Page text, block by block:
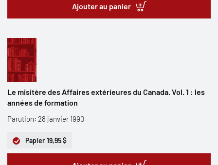
Ajouter au panier
Le misitère des Affaires extérieures du Canada. Vol. 1 : les
années de formation
Parution: 28 janvier 1990
Papier 19,95 $